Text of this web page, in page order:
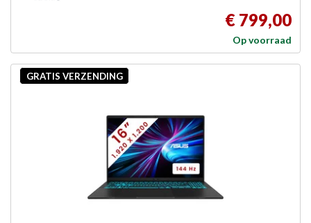
€ 799,00
Op voorraad
GRATIS VERZENDING